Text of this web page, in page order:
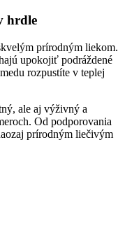
hrdle
prírodným liekom.
upokojiť podráždené
rozpustíte v teplej
ale aj výživný a
Od podporovania
prírodným liečivým